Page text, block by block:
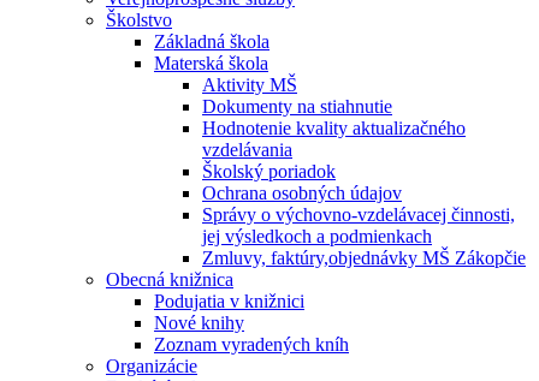
Školstvo
Základná škola
Materská škola
Aktivity MŠ
Dokumenty na stiahnutie
Hodnotenie kvality aktualizačného
vzdelávania
Školský poriadok
Ochrana osobných údajov
Správy o výchovno-vzdelávacej činnosti,
jej výsledkoch a podmienkach
Zmluvy, faktúry,objednávky MŠ Zákopčie
Obecná knižnica
Podujatia v knižnici
Nové knihy
Zoznam vyradených kníh
Organizácie